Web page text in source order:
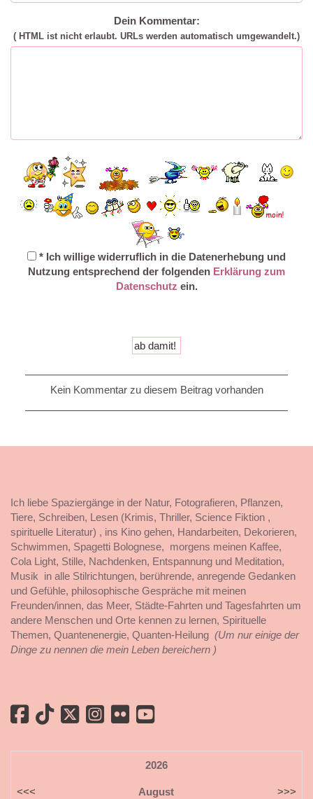
Dein Kommentar:
( HTML ist nichterlaubt. URLs werden automatisch umgewandelt.)
* Ich willige widerruflich in die Datenerhebung und
Nutzung entsprechend der folgenden Erklärung zum
Datenschutz ein.
Kein Kommentar zu diesem Beitrag vorhanden
Ich liebe Spaziergänge in der Natur, Fotografieren, Pflanzen,
Tiere, Schreiben, Lesen (Krimis, Thriller, Science Fiktion ,
spirituelle Literatur) , ins Kino gehen, Handarbeiten, Dekorieren,
Schwimmen, Spagetti Bolognese, morgens meinen Kaffee,
Cola Light, Stille, Nachdenken, Entspannung und Meditation,
Musik in alle Stilrichtungen, berührende, anregende Gedanken
und Gefühle, philosophische Gespräche mit meinen
Freunden/innen, das Meer, Städte-Fahrten und Tagesfahrten um
andere Menschen und Orte kennen zu lernen, Spirituelle
Themen, Quantenenergie, Quanten-Heilung (Um nur einige der
Dinge zu nennen die mein Leben bereichern )
2026
<<< August >>>